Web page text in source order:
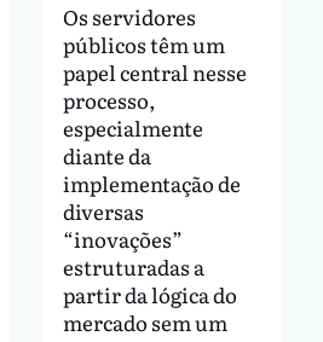
Os servidores
públicos têm um
papel central nesse
processo,
especialmente
diante da
implementação de
diversas
“inovações”
estruturadas a
partir da lógica do
mercado sem um